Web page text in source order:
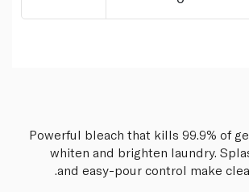
Powerful bleach that kills 99.9% of
whiten and brighten laundry.
and easy-pour control make